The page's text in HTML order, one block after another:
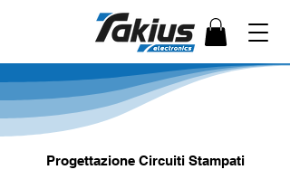
Progettazione Circuiti Stampati